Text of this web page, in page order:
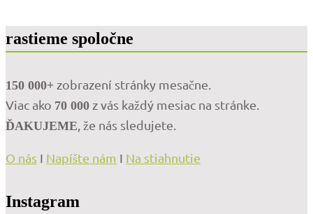
rastieme spoločne
150 000+ zobrazení stránky mesačne.
Viac ako 70 000 z vás každý mesiac na stránke.
ĎAKUJEME , že nás sledujete.
O nás I Napíšte nám I Na stiahnutie
Instagram